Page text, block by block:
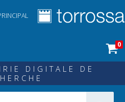
0
DIGITALE DE